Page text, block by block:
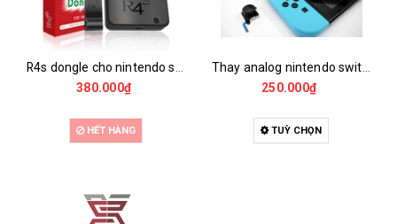
380.000₫
HẾT HÀNG
250.000₫
TUỲ CHỌN